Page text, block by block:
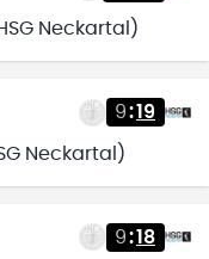
Neckartal)
9:19
Neckartal)
9:18